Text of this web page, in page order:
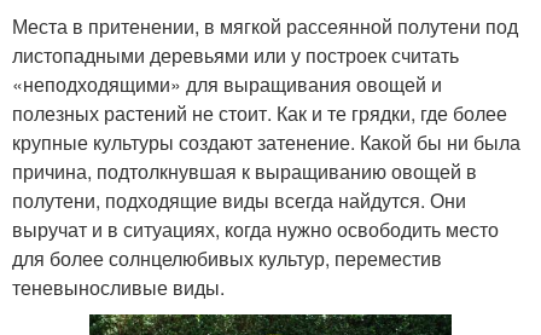
Места в притенении, в мягкой рассеянной полутени под
листопадными деревьями или у построек считать
«неподходящими» для выращивания овощей и
полезных растений не стоит. Как и те грядки, где более
крупные культуры создают затенение. Какой бы ни была
причина, подтолкнувшая к выращиванию овощей в
полутени, подходящие виды всегда найдутся. Они
выручат и в ситуациях, когда нужно освободить место
для более солнцелюбивых культур, переместив
теневыносливые виды.